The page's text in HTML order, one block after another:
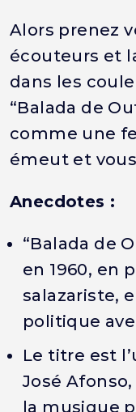
Alors prenez
écouteurs et
dans les
“Balada de
comme une
émeut et
Anecdotes :
“Balada de
en 1960, en
salazariste,
politique
Le titre est
José
la musique